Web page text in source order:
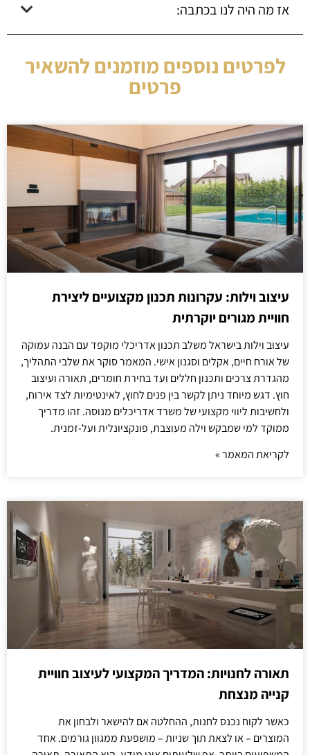
אז מה היה לנו בכתבה:
לפרטים נוספים מוזמנים להשאיר
פרטים
עיצוב וילות: עקרונות תכנון מקצועיים ליצירת
חוויית מגורים יוקרתית
עיצוב וילות בישראל משלב תכנון אדריכלי מוקפד עם הבנה עמוקה
של אורח חיים, אקלים וסגנון אישי. המאמר סוקר את שלבי התהליך,
מהגדרת צרכים ותכנון חללים ועד בחירת חומרים, תאורה ועיצוב
חוץ. דגש מיוחד ניתן לקשר בין פנים לחוץ, לאינטימיות לצד אירוח,
ולחשיבות ליווי מקצועי של משרד אדריכלים מנוסה. זהו מדריך
ממוקד למי שמבקש וילה מעוצבת, פונקציונלית ועל-זמנית.
לקריאת המאמר »
תאורה לחנויות: המדריך המקצועי לעיצוב חוויית
קנייה מנצחת
כאשר לקוח נכנס לחנות, ההחלטה אם להישאר ולבחון את
המוצרים – או לצאת תוך שניות – מושפעת ממגוון גורמים. אחד